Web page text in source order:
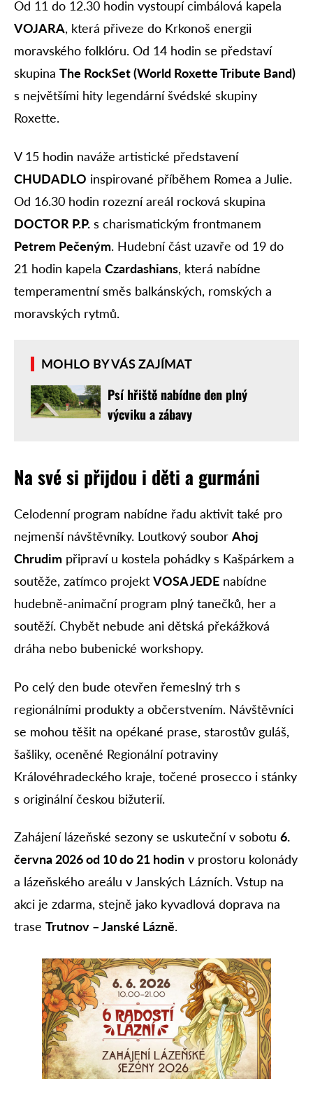
Od 11 do 12.30 hodin vystoupí cimbálová kapela
VOJARA, která přiveze do Krkonoš energii
moravského folklóru. Od 14 hodin se představí
skupina The RockSet (World Roxette Tribute Band)
s největšími hity legendární švédské skupiny
Roxette.
V 15 hodin naváže artistické představení
CHUDADLO inspirované příběhem Romea a Julie.
Od 16.30 hodin rozezní areál rocková skupina
DOCTOR P.P. s charismatickým frontmanem
Petrem Pečeným. Hudební část uzavře od 19 do
21 hodin kapela Czardashians, která nabídne
temperamentní směs balkánských, romských a
moravských rytmů.
MOHLO BY VÁS ZAJÍMAT
Psí hřiště nabídne den plný
výcviku a zábavy
Na své si přijdou i děti a gurmáni
Celodenní program nabídne řadu aktivit také pro
nejmenší návštěvníky. Loutkový soubor Ahoj
Chrudim připraví u kostela pohádky s Kašpárkem a
soutěže, zatímco projekt VOSA JEDE nabídne
hudebně-animační program plný tanečků, her a
soutěží. Chybět nebude ani dětská překážková
dráha nebo bubenické workshopy.
Po celý den bude otevřen řemeslný trh s
regionálními produkty a občerstvením. Návštěvníci
se mohou těšit na opékané prase, starostův guláš,
šašliky, oceněné Regionální potraviny
Královéhradeckého kraje, točené prosecco i stánky
s originální českou bižuterií.
Zahájení lázeňské sezony se uskuteční v sobotu 6.
června 2026 od 10 do 21 hodin v prostoru kolonády
a lázeňského areálu v Janských Lázních. Vstup na
akci je zdarma, stejně jako kyvadlová doprava na
trase Trutnov – Janské Lázně.